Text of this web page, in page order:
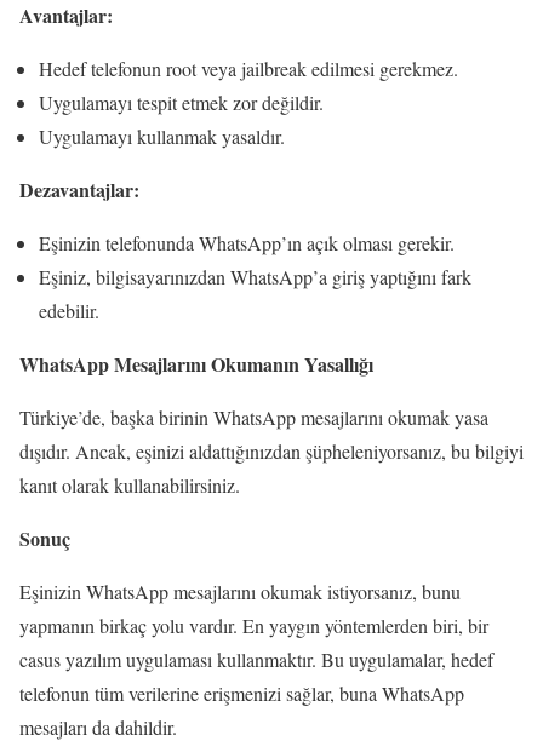
Avantajlar:
Hedef telefonun root veya jailbreak edilmesi gerekmez.
Uygulamayı tespit etmek zor değildir.
Uygulamayı kullanmak yasaldır.
Dezavantajlar:
Eşinizin telefonunda WhatsApp’ın açık olması gerekir.
Eşiniz, bilgisayarınızdan WhatsApp’a giriş yaptığını fark
edebilir.
WhatsApp Mesajlarını Okumanın Yasallığı
Türkiye’de, başka birinin WhatsApp mesajlarını okumak yasa
dışıdır. Ancak, eşinizi aldattığınızdan şüpheleniyorsanız, bu bilgiyi
kanıt olarak kullanabilirsiniz.
Sonuç
Eşinizin WhatsApp mesajlarını okumak istiyorsanız, bunu
yapmanın birkaç yolu vardır. En yaygın yöntemlerden biri, bir
casus yazılım uygulaması kullanmaktır. Bu uygulamalar, hedef
telefonun tüm verilerine erişmenizi sağlar, buna WhatsApp
mesajları da dahildir.